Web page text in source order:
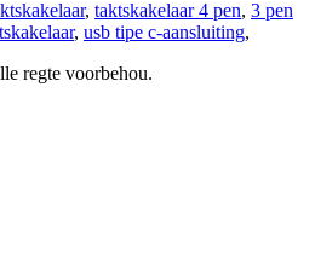
, taktskakelaar 4 pen, 3 pen
, usb tipe c-aansluiting,
regte voorbehou.